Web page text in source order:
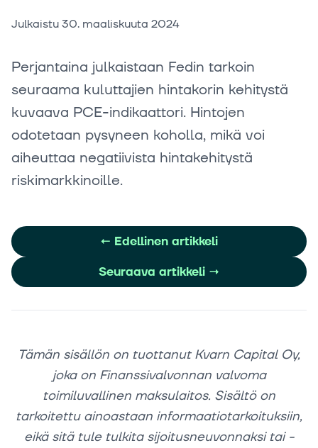
Julkaistu30. maaliskuuta 2024
Perjantaina julkaistaan Fedin tarkoin
seuraama kuluttajien hintakorin kehitystä
kuvaava PCE-indikaattori. Hintojen
odotetaan pysyneen koholla, mikä voi
aiheuttaa negatiivista hintakehitystä
riskimarkkinoille.
← Edellinen artikkeli
Seuraava artikkeli →
Tämän sisällön on tuottanut Kvarn Capital Oy,
joka on Finanssivalvonnan valvoma
toimiluvallinen maksulaitos. Sisältö on
tarkoitettu ainoastaan informaatiotarkoituksiin,
eikä sitä tule tulkita sijoitusneuvonnaksi tai -